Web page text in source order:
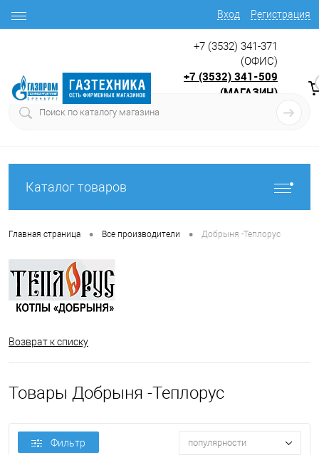
Вход Регистрация
+7 (3532) 341-371
(ОФИС)
+7 (3532) 341-509
(МАГАЗИН)
Каталог товаров
Главная страница • Все производители • Добрыня -Теплорус
Возврат к списку
Товары Добрыня -Теплорус
Фильтр популярности